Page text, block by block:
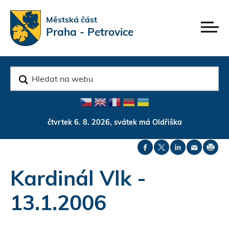
Městská část
Praha - Petrovice
h
t
čtvrtek 6. 8. 2026, svátek má Oldřiška
Kardinál Vlk -
13.1.2006